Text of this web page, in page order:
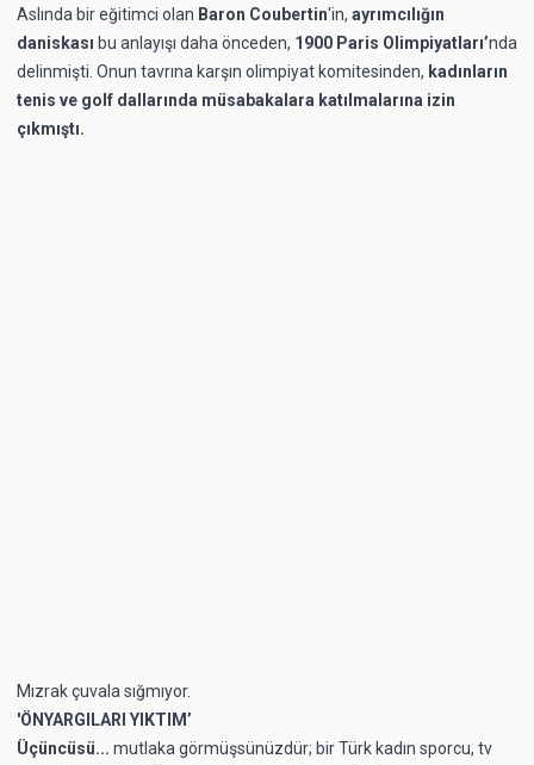
Aslında bir eğitimci olan Baron Coubertin'in, ayrımcılığın
daniskası bu anlayışı daha önceden, 1900 Paris Olimpiyatları’nda
delinmişti. Onun tavrına karşın olimpiyat komitesinden, kadınların
tenis ve golf dallarında müsabakalara katılmalarına izin
çıkmıştı.
Mızrak çuvala sığmıyor.
'ÖNYARGILARI YIKTIM’
Üçüncüsü... mutlaka görmüşsünüzdür; bir Türk kadın sporcu, tv